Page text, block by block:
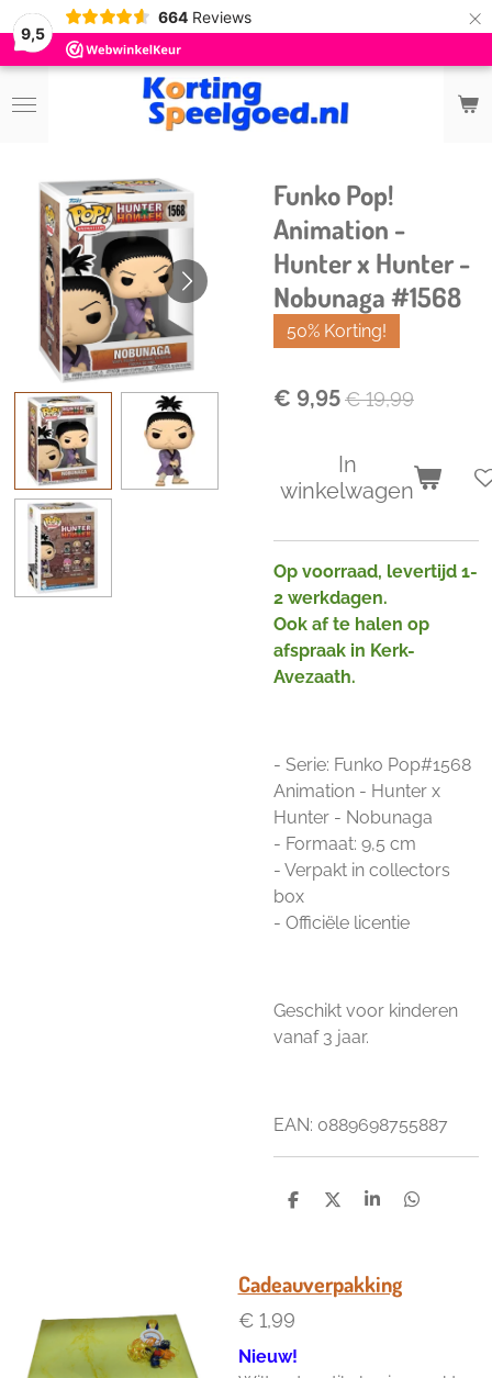
9,5
664 Reviews ×
Funko Pop!
Animation -
Hunter x Hunter -
Nobunaga #1568
50% Korting!
€ 9,95€ 19,99
In
winkelwagen
Op voorraad, levertijd 1-
2 werkdagen.
Ook af te halen op
afspraak in Kerk-
Avezaath.
- Serie: Funko Pop#1568
Animation - Hunter x
Hunter - Nobunaga
- Formaat: 9,5 cm
- Verpakt in collectors
box
- Officiële licentie
Geschikt voor kinderen
vanaf 3 jaar.
EAN: 0889698755887
D
D
S
e
D
Cadeauverpakking
€ 1,99
Nieuw!